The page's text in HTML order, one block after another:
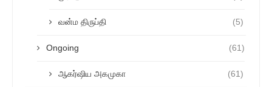
வன்ம திருப்தி (5)
Ongoing (61)
ஆகர்ஷிய அகமுகா (61)